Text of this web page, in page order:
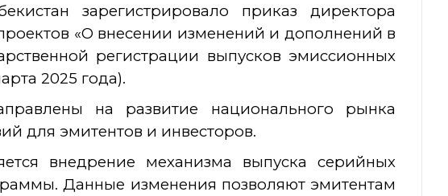
зарегистрировало приказ директора
«О внесении изменений и дополнений в
регистрации выпусков эмиссионных
2025 года).
на развитие национального рынка
для эмитентов и инвесторов.
внедрение механизма выпуска серийных
Данные изменения позволяют эмитентам